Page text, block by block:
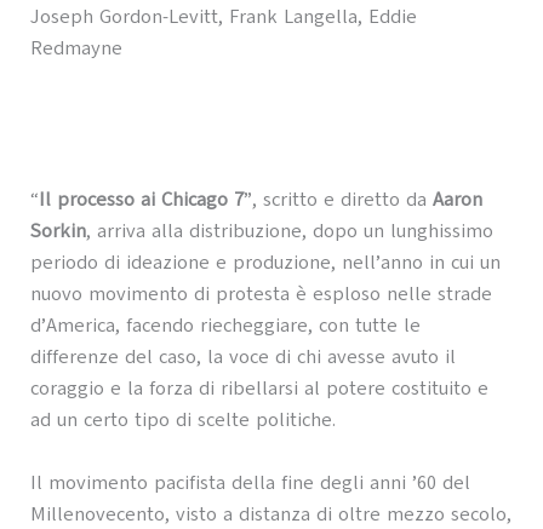
Joseph Gordon-Levitt, Frank Langella, Eddie
Redmayne
“Il processo ai Chicago 7”, scritto e diretto da Aaron
Sorkin, arriva alla distribuzione, dopo un lunghissimo
periodo di ideazione e produzione, nell’anno in cui un
nuovo movimento di protesta è esploso nelle strade
d’America, facendo riecheggiare, con tutte le
differenze del caso, la voce di chi avesse avuto il
coraggio e la forza di ribellarsi al potere costituito e
ad un certo tipo di scelte politiche.
Il movimento pacifista della fine degli anni ’60 del
Millenovecento, visto a distanza di oltre mezzo secolo,